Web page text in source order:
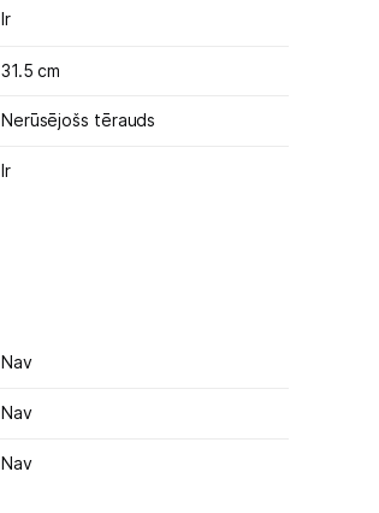
Ir
31.5 cm
Nerūsējošs tērauds
Ir
Nav
Nav
Nav